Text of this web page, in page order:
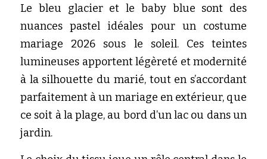
Le bleu glacier et le baby blue sont des
nuances pastel idéales pour un costume
mariage 2026 sous le soleil. Ces teintes
lumineuses apportent légèreté et modernité
à la silhouette du marié, tout en s’accordant
parfaitement à un mariage en extérieur, que
ce soit à la plage, au bord d’un lac ou dans un
jardin.